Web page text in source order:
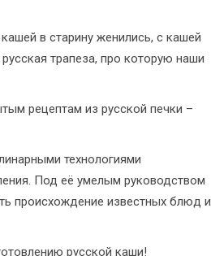
в старину женились, с кашей
трапеза, про которую наши
рецептам из русской печки –
технологиями
Под её умелым руководством
происхождение известных блюд и
русской каши!